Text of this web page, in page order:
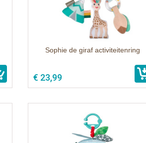
Sophie de giraf activiteitenring
€ 23,99